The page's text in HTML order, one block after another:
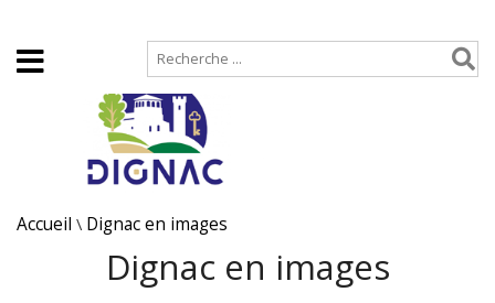
Accueil \ Dignac en images
Dignac en images